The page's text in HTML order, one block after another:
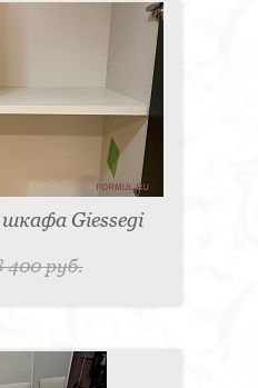
Giessegi
400 руб.